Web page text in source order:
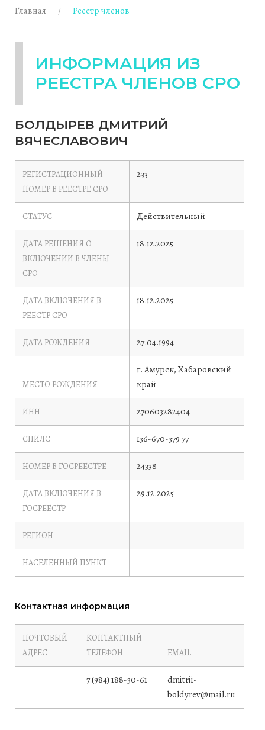
Главная Реестр членов
ИНФОРМАЦИЯ ИЗ
РЕЕСТРА ЧЛЕНОВ СРО
БОЛДЫРЕВ ДМИТРИЙ
ВЯЧЕСЛАВОВИЧ
РЕГИСТРАЦИОННЫЙ
НОМЕР В РЕЕСТРЕ СРО
233
СТАТУС Действительный
ДАТА РЕШЕНИЯ О
ВКЛЮЧЕНИИ В ЧЛЕНЫ
СРО
18.12.2025
ДАТА ВКЛЮЧЕНИЯ В
РЕЕСТР СРО
18.12.2025
ДАТА РОЖДЕНИЯ 27.04.1994
МЕСТО РОЖДЕНИЯ
г. Амурск, Хабаровский
край
ИНН 270603282404
СНИЛС 136-670-379 77
НОМЕР В ГОСРЕЕСТРЕ 24338
ДАТА ВКЛЮЧЕНИЯ В
ГОСРЕЕСТР
29.12.2025
РЕГИОН
НАСЕЛЕННЫЙ ПУНКТ
Контактная информация
ПОЧТОВЫЙ
АДРЕС
КОНТАКТНЫЙ
ТЕЛЕФОН
EMAIL
7 (984) 188-30-61
dmitrii-
boldyrev@mail.ru